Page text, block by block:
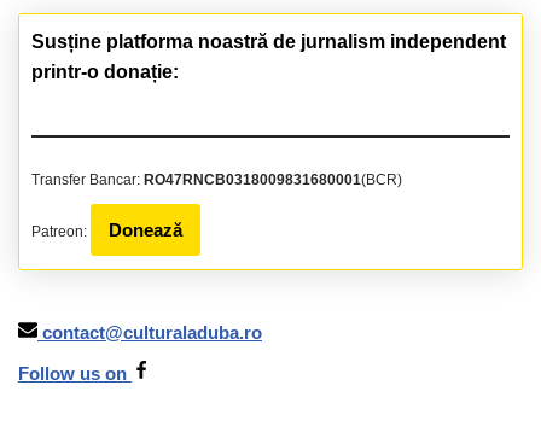
Susține platforma noastră de jurnalism independent
printr-o donație:
Transfer Bancar: RO47RNCB0318009831680001(BCR)
Patreon: Donează
contact@culturaladuba.ro
Follow us on